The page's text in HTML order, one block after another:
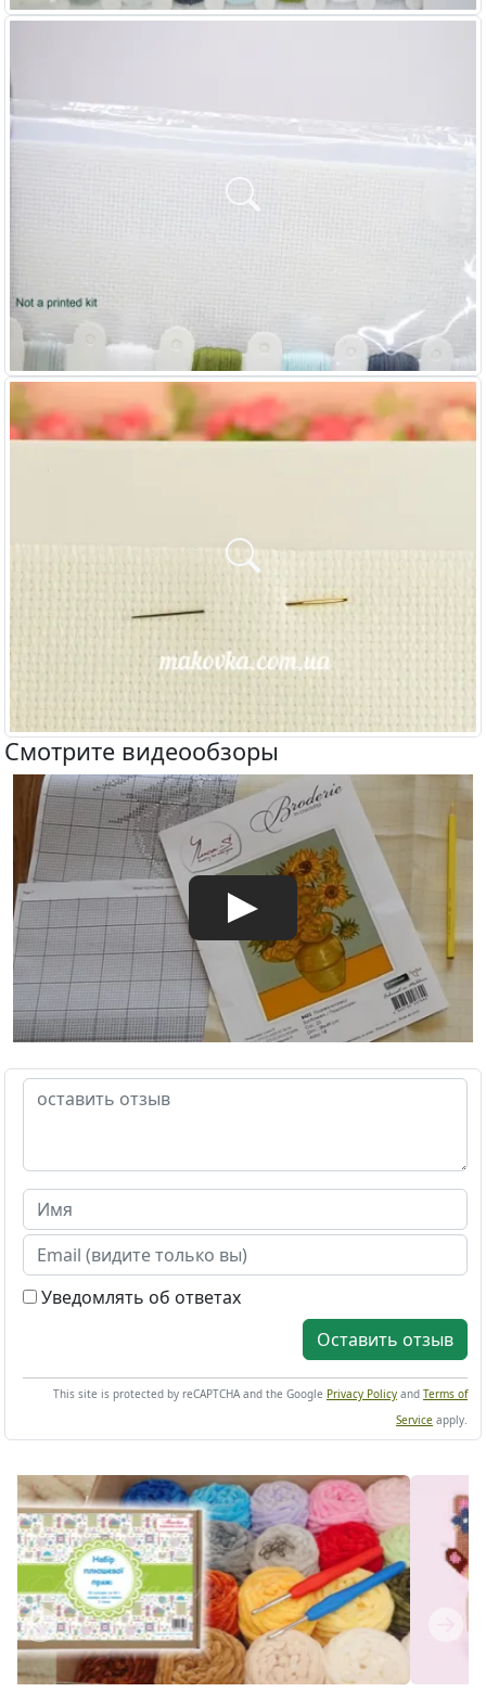
Смотрите видеообзоры
Уведомлять об ответах
Оставить отзыв
This site is protected by reCAPTCHA and the Google Privacy Policy and Terms of
Service apply.
Previous Next